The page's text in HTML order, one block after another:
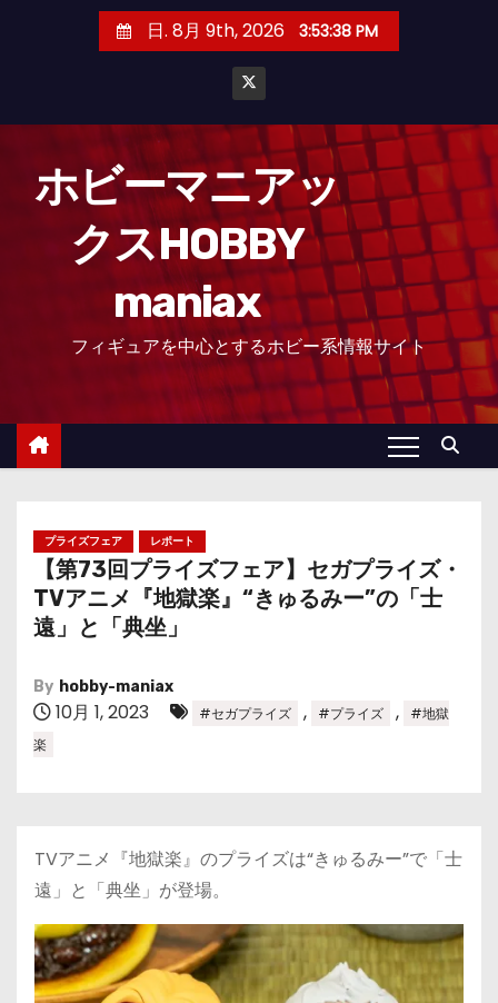
日. 8月 9th, 2026 3:53:39 PM
ホビーマニアッ
クスHOBBY
maniax
フィギュアを中心とするホビー系情報サイト
プライズフェア レポート
【第73回プライズフェア】セガプライズ・
TVアニメ『地獄楽』“きゅるみー”の「士
遠」と「典坐」
By hobby-maniax
10月 1, 2023 #セガプライズ , #プライズ ,
#地獄
楽
TVアニメ『地獄楽』のプライズは“きゅるみー”で「士
遠」と「典坐」が登場。